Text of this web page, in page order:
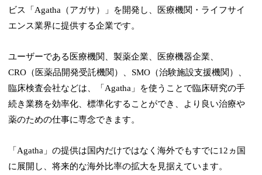
ビス「Agatha（アガサ）」を開発し、医療機関・ライフサイ
エンス業界に提供する企業です。
ユーザーである医療機関、製薬企業、医療機器企業、
CRO（医薬品開発受託機関）、SMO（治験施設支援機関）、
臨床検査会社などは、「Agatha」を使うことで臨床研究の手
続き業務を効率化、標準化することができ、より良い治療や
薬のための仕事に専念できます。
「Agatha」の提供は国内だけではなく海外でもすでに12ヵ国
に展開し、将来的な海外比率の拡大を見据えています。